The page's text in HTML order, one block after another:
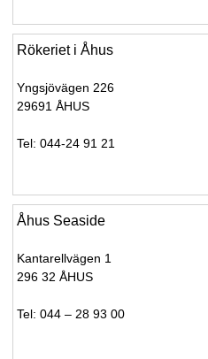
Rökeriet i Åhus
Yngsjövägen 226
29691 ÅHUS
Tel: 044-24 91 21
Åhus Seaside
Kantarellvägen 1
296 32 ÅHUS
Tel: 044 – 28 93 00